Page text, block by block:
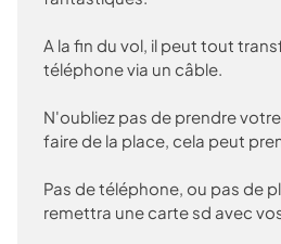
A la fin du vol, il peut tout
téléphone via un câble.
N'oubliez pas de prendre
faire de la place, cela peut
Pas de téléphone, ou pas de
remettra une carte sd avec